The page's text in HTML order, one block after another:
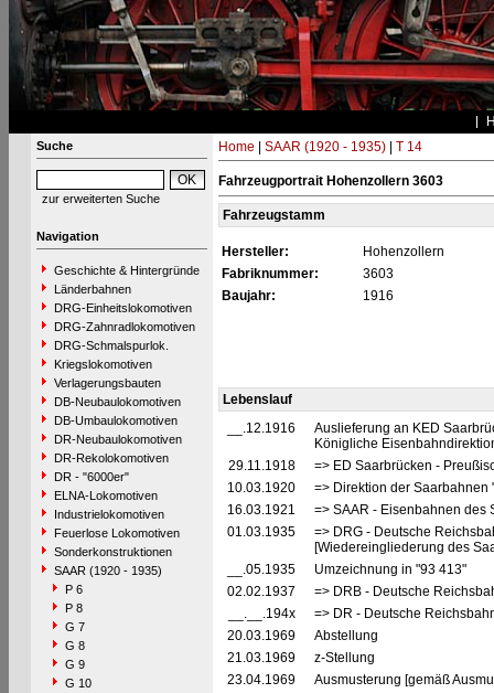
Suche
zur erweiterten Suche
Navigation
Geschichte & Hintergründe
Länderbahnen
DRG-Einheitslokomotiven
DRG-Zahnradlokomotiven
DRG-Schmalspurlok.
Kriegslokomotiven
Verlagerungsbauten
DB-Neubaulokomotiven
DB-Umbaulokomotiven
DR-Neubaulokomotiven
DR-Rekolokomotiven
DR - "6000er"
ELNA-Lokomotiven
Industrielokomotiven
Feuerlose Lokomotiven
Sonderkonstruktionen
SAAR (1920 - 1935)
P 6
P 8
G 7
G 8
G 9
G 10
Home SAAR (1920 - 1935)| T 14
Fahrzeugportrait Hohenzollern 3603
Fahrzeugstamm
Hersteller:
Hohenzollern
Fabriknummer:
3603
Baujahr:
1916
Lebenslauf
__.12.1916
Auslieferung an KED
Königliche
29.11.1918
=> ED Saarbrücken -
10.03.1920
=> Direktion der
16.03.1921
=> SAAR - Eisenbahnen des
01.03.1935
=> DRG - Deutsche
[Wiedereingliederung des
__.05.1935
Umzeichnung in "93 413"
02.02.1937
=> DRB - Deutsche
__.__.194x
=> DR - Deutsche
20.03.1969
Abstellung
21.03.1969
z-Stellung
23.04.1969
Ausmusterung [gemäß